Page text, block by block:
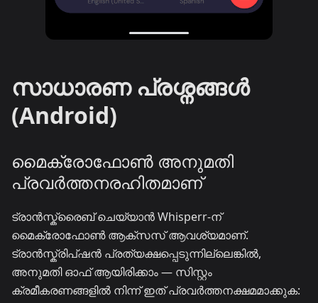
സാധാരണ പ്രശ്നങ്ങൾ
(Android)
മൈക്രോഫോൺ അനുമതി
പ്രവർത്തനരഹിതമാണ്
ട്രാൻസ്ക്രൈബ് ചെയ്യാൻ Whisperr-ന്
മൈക്രോഫോൺ ആക്സസ് ആവശ്യമാണ്.
ട്രാൻസ്ക്രിപ്ഷൻ പ്രത്യക്ഷപ്പെടുന്നില്ലെങ്കിൽ,
അനുമതി ഓഫ് ആയിരിക്കാം — സിസ്റ്റം
ക്രമീകരണങ്ങളിൽ നിന്ന് ഇത് പ്രവർത്തനക്ഷമമാക്കുക: